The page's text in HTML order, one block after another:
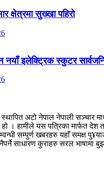
क्षेत्रमा सुख्खा पहिरो
नयाँ इलेक्ट्रिक स्कुटर
अटो नेपाल नेपाली सञ्चार
। हामीले यस पत्रिका मार्फत देश
सम्पुर्ण खबरहरु यहाँ समक्ष
साधारण कुराहरु सरल भाषामा